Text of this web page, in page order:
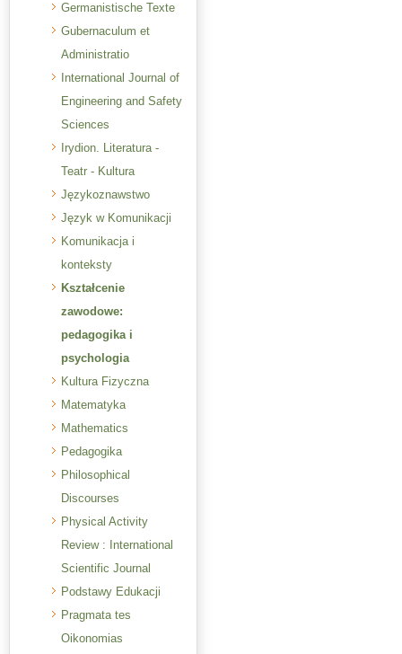
Germanistische Texte
Gubernaculum et
Administratio
International Journal of
Engineering and Safety
Sciences
Irydion. Literatura -
Teatr - Kultura
Językoznawstwo
Język w Komunikacji
Komunikacja i
konteksty
Kształcenie
zawodowe:
pedagogika i
psychologia
Kultura Fizyczna
Matematyka
Mathematics
Pedagogika
Philosophical
Discourses
Physical Activity
Review : International
Scientific Journal
Podstawy Edukacji
Pragmata tes
Oikonomias